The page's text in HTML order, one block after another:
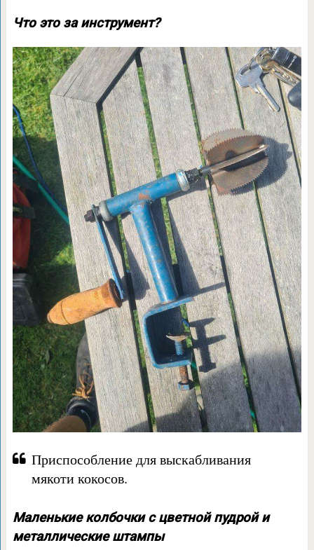
Что это за инструмент?
Приспособление для выскабливания
мякоти кокосов.
Маленькие колбочки с цветной пудрой и
металлические штампы